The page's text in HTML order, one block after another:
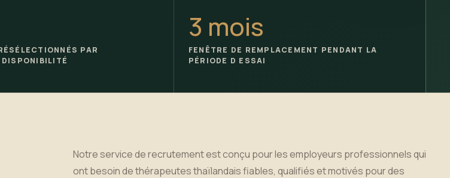
PAR
3 mois
FENÊTRE DE REMPLACEMENT PENDANT LA
PÉRIODE D ESSAI
Notre service de recrutement est conçu pour les employeurs professionnels qui
ont besoin de thérapeutes thaïlandais fiables, qualifiés et motivés pour des